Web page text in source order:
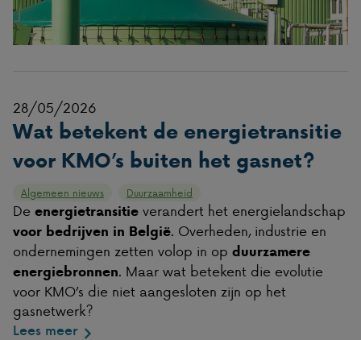
28/05/2026
Wat betekent de energietransitie
voor KMO’s buiten het gasnet?
Algemeen nieuws Duurzaamheid
De energietransitie verandert het energielandschap
voor bedrijven in België. Overheden, industrie en
ondernemingen zetten volop in op duurzamere
energiebronnen. Maar wat betekent die evolutie
voor KMO’s die niet aangesloten zijn op het
gasnetwerk?
Lees meer